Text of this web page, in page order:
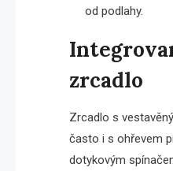
od podlahy.
zrcadlo
Zrcadlo s
často i s ohřevem
dotykovým